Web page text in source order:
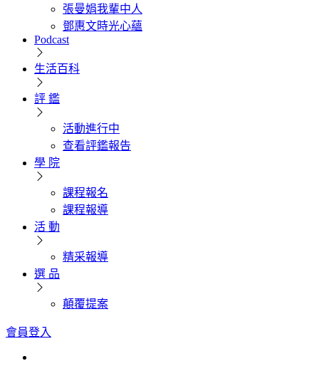
張曼娟我輩中人
鄧惠文時光心蘊
Podcast
生活百科
評 鑑
活動進行中
查看評鑑報告
學 院
課程報名
課程報導
活 動
精采報導
選 品
顛覆提案
會員登入